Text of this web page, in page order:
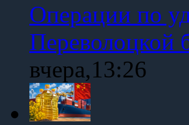
Операции по
Переволоцкой
вчера,13:26